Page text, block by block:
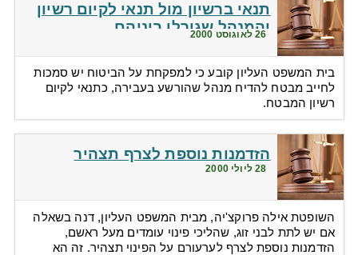
תנאי ברשיון מול תנאי לקיום רשיון
והמנהל שגורלו ביניהם
26 לאוגוסט 2000
בית המשפט העליון קובע כי למפקחת על הביטוח יש סמכות
לחייב מבטח להדיח מנהל ‏שהורשע בעבירה, כתנאי לקיום
רשיון המבטח.
הזדמנות נוספת לצרף תצהיר
28 ליולי 2000
השופטת אילה פרוקצ'יה, מבית המשפט העליון, דנה בשאלה
אם יש לתת לבני זוג, שהליכי פינוי עומדים מעל ראשם,
הזדמנות נוספת לצרף לערעורם על הפינוי תצהיר. זה הא